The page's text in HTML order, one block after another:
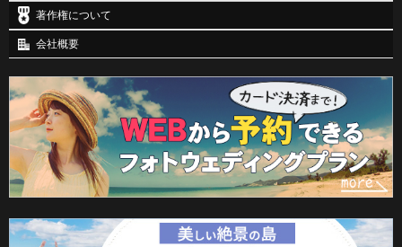
著作権について
会社概要